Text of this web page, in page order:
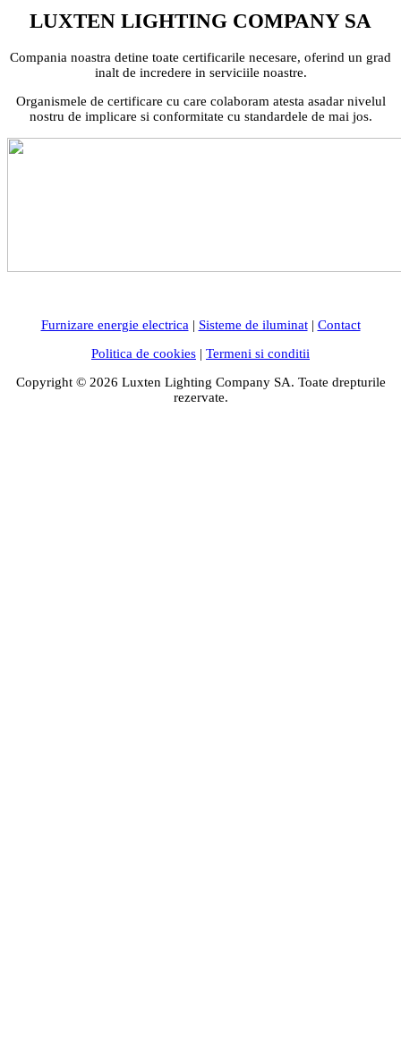
LUXTEN LIGHTING COMPANY SA
Compania noastra detine toate certificarile necesare, oferind un grad
inalt de incredere in serviciile noastre.
Organismele de certificare cu care colaboram atesta asadar nivelul
nostru de implicare si conformitate cu standardele de mai jos.
Furnizare energie electrica | Sisteme de iluminat| Contact
Politica de cookies | Termeni si conditii
Copyright © 2026 Luxten Lighting Company SA. Toate drepturile
rezervate.